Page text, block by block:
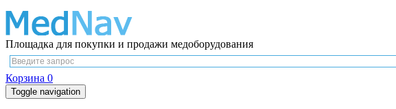
Площадка для покупки и продажи медоборудования
Корзина 0
Toggle navigation